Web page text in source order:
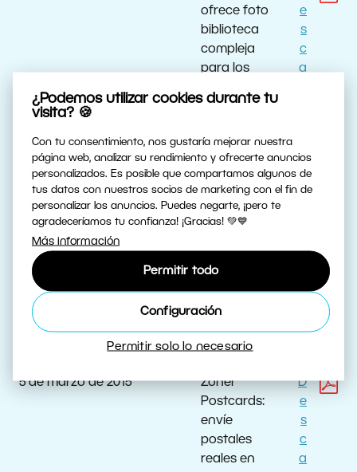
¿Podemos utilizar cookies durante tu
visita? 🍪
Con tu consentimiento, nos gustaría mejorar nuestra
página web, analizar su rendimiento y ofrecerte anuncios
personalizados. Es posible que compartamos algunos de
tus datos con nuestros socios de marketing con el fin de
personalizar los anuncios. Puedes negarte, ¡pero te
agradeceríamos tu confianza! ¡Gracias! 💚💙
Más información
Permitir todo
Configuración
Permitir solo lo necesario
ofrece foto
biblioteca
compleja
para los
e
s
c
a
1 de noviembre de 2015
Montón de
nuevas
herramientas
Zoner Photo
Studio 18 aún
más potente
y sencillo
para los
usuarios
D
a
g
r
5 de marzo de 2015
Zoner
Postcards:
envíe
postales
reales en
D
e
s
c
a